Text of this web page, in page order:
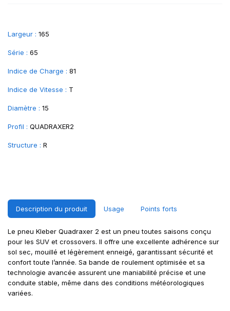
Largeur : 165
Série : 65
Indice de Charge : 81
Indice de Vitesse : T
Diamètre : 15
Profil : QUADRAXER2
Structure : R
Description du produit Usage Points forts
Le pneu Kleber Quadraxer 2 est un pneu toutes saisons conçu
pour les SUV et crossovers. Il offre une excellente adhérence sur
sol sec, mouillé et légèrement enneigé, garantissant sécurité et
confort toute l’année. Sa bande de roulement optimisée et sa
technologie avancée assurent une maniabilité précise et une
conduite stable, même dans des conditions météorologiques
variées.